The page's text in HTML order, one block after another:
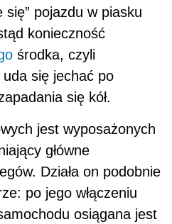
się” pojazdu w piasku
konieczność
środka, czyli
się jechać po
się kół.
jest wyposażonych
główne
Działa on podobnie
po jego włączeniu
osiągana jest